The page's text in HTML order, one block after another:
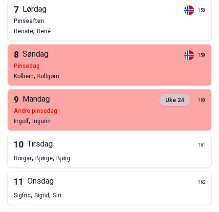
7 Lørdag 158
pinseaften
Renate, René
8 Søndag 159
pinsedag
Kolbein, Kolbjørn
9 Mandag Uke 24 160
andre pinsedag
Ingolf, Ingunn
10 Tirsdag 161
Borgar, Bjørge, Bjørg
11 Onsdag 162
Sigfrid, Sigrid, Siri